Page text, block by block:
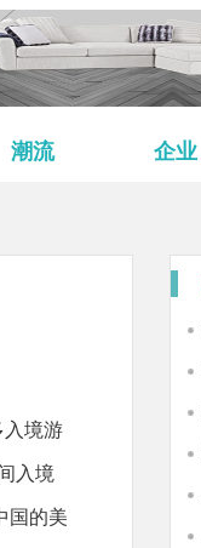
潮流 企业
入境游
入境
国的美